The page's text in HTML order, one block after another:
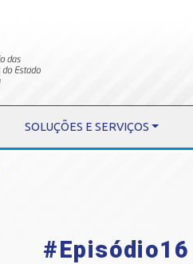
SOLUÇÕES E SERVIÇOS